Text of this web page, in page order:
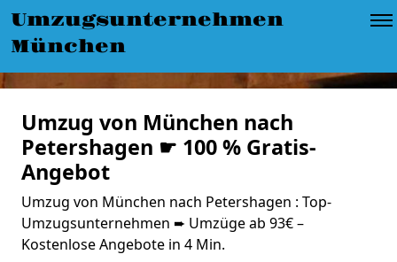
Umzugsunternehmen
München
Umzug von München nach
Petershagen ☛ 100 % Gratis-
Angebot
Umzug von München nach Petershagen : Top-
Umzugsunternehmen ➨ Umzüge ab 93€ –
Kostenlose Angebote in 4 Min.